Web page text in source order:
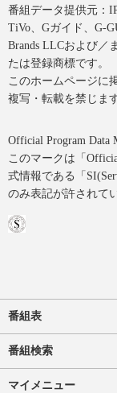
番組データ提供元：
TiVo、Gガイド、G-
Brands LLCおよび／
たは登録商標です。
このホームページに
複写・転載を禁じます
Official Program Data
このマークは「
式情報である「
のみ表記が許されて
番組表
番組検索
マイメニュー